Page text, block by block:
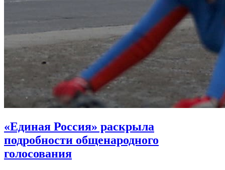
«Единая Россия» раскрыла
подробности общенародного
голосования